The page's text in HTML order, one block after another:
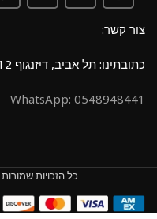
צור קשר:
כתובתינו: תל אביב, דיזנגוף 12
0548948441 :WhatsApp
כל הזכויות שמורות